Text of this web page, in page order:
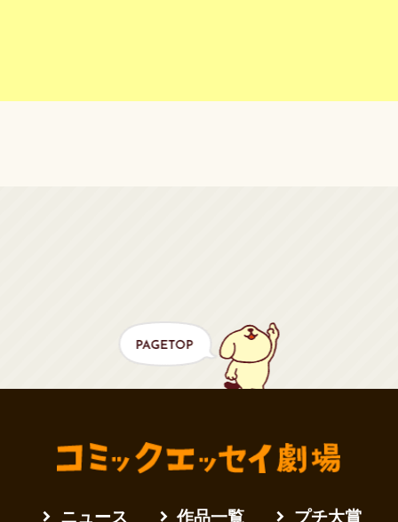
ニュース 作品一覧 プチ大賞